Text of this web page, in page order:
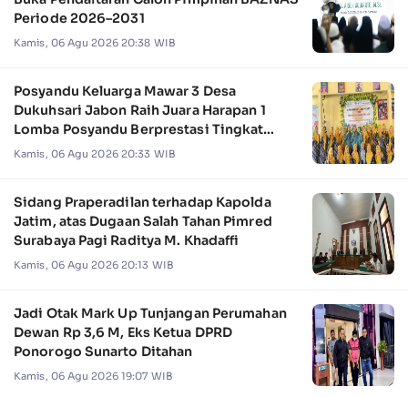
Periode 2026–2031
Kamis, 06 Agu 2026 20:38 WIB
Posyandu Keluarga Mawar 3 Desa
Dukuhsari Jabon Raih Juara Harapan 1
Lomba Posyandu Berprestasi Tingkat
Jawa Timur 2026
Kamis, 06 Agu 2026 20:33 WIB
Sidang Praperadilan terhadap Kapolda
Jatim, atas Dugaan Salah Tahan Pimred
Surabaya Pagi Raditya M. Khadaffi
Kamis, 06 Agu 2026 20:13 WIB
Jadi Otak Mark Up Tunjangan Perumahan
Dewan Rp 3,6 M, Eks Ketua DPRD
Ponorogo Sunarto Ditahan
Kamis, 06 Agu 2026 19:07 WIB